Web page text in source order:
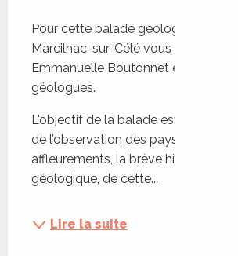
Pour cette balade géologique
Marcilhac-sur-Célé vous serez
Emmanuelle Boutonnet et Jean-
géologues.
L'objectif de la balade est de
de l’observation des paysages et des
affleurements, la brève histoire, à
géologique, de cette...
Lire la suite